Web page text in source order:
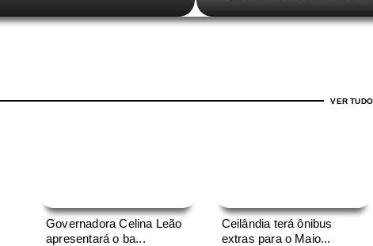
VER TUDO
Governadora Celina Leão
apresentará o ba...
Ceilândia terá ônibus
extras para o Maio...